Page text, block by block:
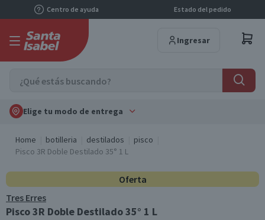
Centro de ayuda Estado del pedido
Ingresar
Elige tu modo de entrega
Home botilleria destilados
pisco
Pisco 3R Doble Destilado 35° 1 L
Oferta
Tres Erres
Pisco 3R Doble Destilado 35° 1 L